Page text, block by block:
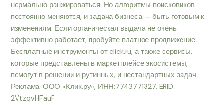
нормально ранжироваться. Но алгоритмы поисковиков
постоянно меняются, и задача бизнеса — быть готовым к
изменениям. Если органическая выдача не очень
эффективно работает, пробуйте платное продвижение.
Бесплатные инструменты от click.ru, а также сервисы,
которые представлены в маркетплейсе экосистемы,
помогут в решении и рутинных, и нестандартных задач.
Реклама. ООО «Клик.ру», ИНН:7743771327, ERID:
2VtzqvHFauF